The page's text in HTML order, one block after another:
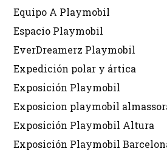
Equipo A Playmobil
Espacio Playmobil
EverDreamerz Playmobil
Expedición polar y ártica
Exposición Playmobil
Exposicion playmobil
Exposición Playmobil Altura
Exposición Playmobil